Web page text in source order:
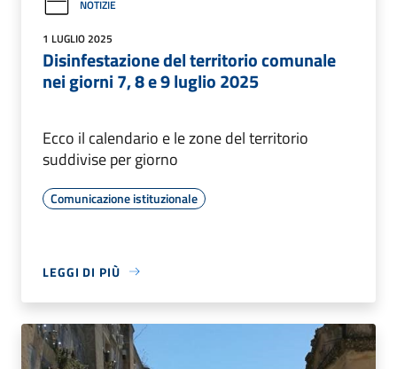
NOTIZIE
1 LUGLIO 2025
Disinfestazione del territorio comunale
nei giorni 7, 8 e 9 luglio 2025
Ecco il calendario e le zone del territorio
suddivise per giorno
Comunicazione istituzionale
LEGGI DI PIÙ